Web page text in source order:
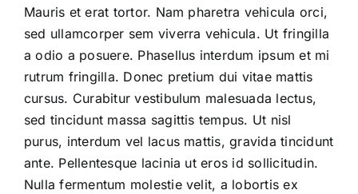
Mauris et erat tortor. Nam pharetra vehicula orci,
sed ullamcorper sem viverra vehicula. Ut fringilla
a odio a posuere. Phasellus interdum ipsum et mi
rutrum fringilla. Donec pretium dui vitae mattis
cursus. Curabitur vestibulum malesuada lectus,
sed tincidunt massa sagittis tempus. Ut nisl
purus, interdum vel lacus mattis, gravida tincidunt
ante. Pellentesque lacinia ut eros id sollicitudin.
Nulla fermentum molestie velit, a lobortis ex